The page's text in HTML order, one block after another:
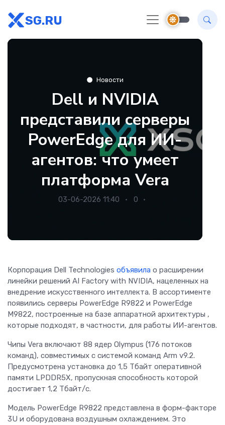
SG.RU
Новости
Dell и NVIDIA
представили серверы
PowerEdge для ИИ-
агентов: что умеет
платформа Vera
03-06-2026 11:40 0
Корпорация Dell Technologies объявила о расширении
линейки решений AI Factory with NVIDIA, нацеленных на
внедрение искусственного интеллекта. В ассортименте
появились серверы PowerEdge R9822 и PowerEdge
M9822, построенные на базе аппаратной архитектуры ,
которые подходят, в частности, для работы ИИ-агентов.
Чипы Vera включают 88 ядер Olympus (176 потоков
команд), совместимых с системой команд Arm v9.2.
Предусмотрена установка до 1,5 Тбайт оперативной
памяти LPDDR5X, пропускная способность которой
достигает 1,2 Тбайт/с.
Модель PowerEdge R9822 представлена в форм-факторе
3U и оборудована воздушным охлаждением. Это